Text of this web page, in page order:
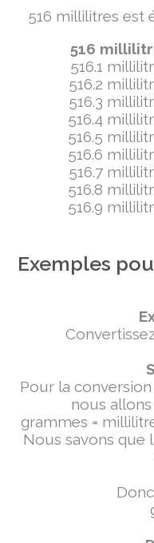
516 millilitres est
516
516.1
516.2
516.3
516.4
516.5
516.6
516.7
516.8
516.9
Exemples
Pour la
nous
grammes =
Nous savons que